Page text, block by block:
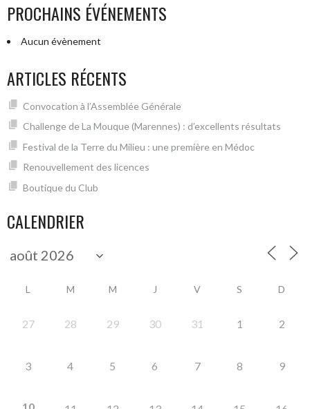
PROCHAINS ÉVÉNEMENTS
Aucun évènement
ARTICLES RÉCENTS
Convocation à l’Assemblée Générale
Challenge de La Mouque (Marennes) : d’excellents résultats
Festival de la Terre du Milieu : une première en Médoc
Renouvellement des licences
Boutique du Club
CALENDRIER
L M M J V S D
27 28 29 30 31 1 2
3 4 5 6 7 8 9
10